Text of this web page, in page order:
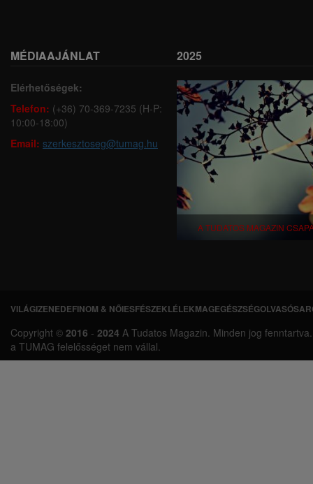
MÉDIAAJÁNLAT
Elérhetőségek:
Telefon: (+36) 70-369-7235 (H-P:
10:00-18:00)
Email: szerkesztoseg@tumag.hu
2025
A TUDATOS MAGAZIN
L
á
VILÁGIZENEDEFINOM & NŐIESFÉSZEKLÉLEKMAGEGÉSZSÉG
Copyright © 2016 - 2024 A Tudatos Magazin. Minden jog
a TUMAG felelősséget nem vállal.